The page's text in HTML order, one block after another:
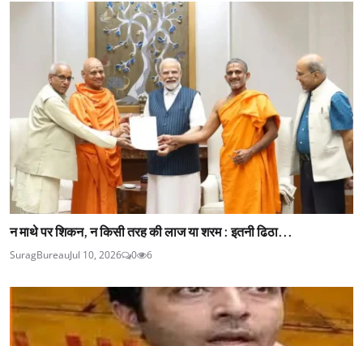
न माथे पर शिकन, न किसी तरह की लाज या शरम : इतनी ढिठा...
SuragBureauJul 10, 2026 0 6